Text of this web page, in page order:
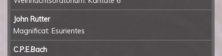
Audio
Impressum
John Rutter
Magnificat: Esurientes
C.P.E.Bach